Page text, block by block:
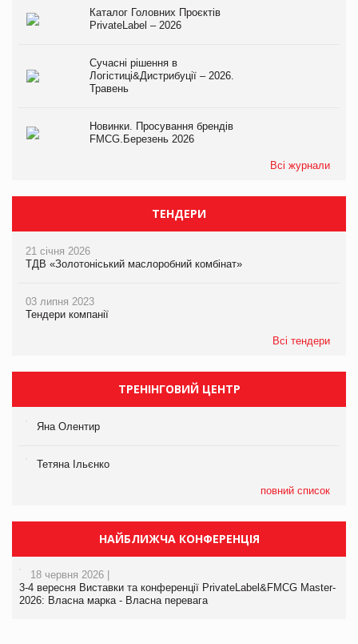
Каталог Головних Проєктів
PrivateLabel – 2026
Сучасні рішення в
Логістиці&Дистрибуції – 2026.
Травень
Новинки. Просування брендів
FMCG.Березень 2026
Всі журнали
ТЕНДЕРИ
21 січня 2026
ТДВ «Золотоніський маслоробний комбінат»
03 липня 2023
Тендери компанії
Всі тендери
ТРЕНІНГОВИЙ ЦЕНТР
Яна Олентир
Тетяна Ільєнко
повний список
НАЙБЛИЖЧА КОНФЕРЕНЦІЯ
18 червня 2026 |
3-4 вересня Виставки та конференції PrivateLabel&FMCG Master-
2026: Власна марка - Власна перевага